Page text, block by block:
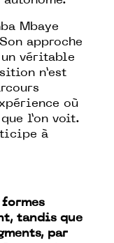
Mbaye
approche
véritable
n’est
où
l’on voit.
à
formes
tandis que
par